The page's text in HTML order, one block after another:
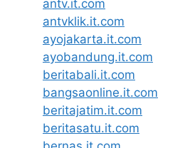
antv.it.com
antvklik.it.com
ayojakarta.it.com
ayobandung.it.com
beritabali.it.com
bangsaonline.it.com
beritajatim.it.com
beritasatu.it.com